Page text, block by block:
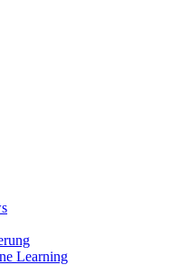
Learning